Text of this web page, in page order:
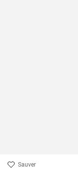
Sauver